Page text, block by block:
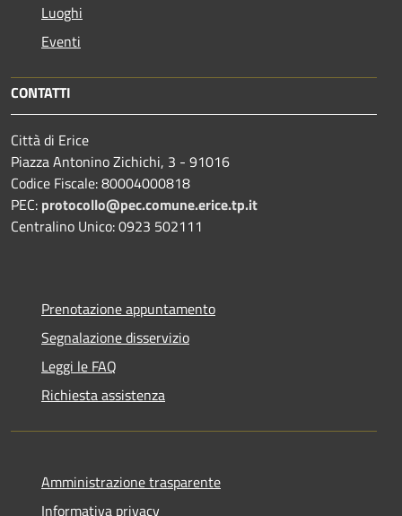
Luoghi
Eventi
CONTATTI
Città di Erice
Piazza Antonino Zichichi, 3 - 91016
Codice Fiscale: 80004000818
PEC: protocollo@pec.comune.erice.tp.it
Centralino Unico: 0923 502111
Prenotazione appuntamento
Segnalazione disservizio
Leggi le FAQ
Richiesta assistenza
Amministrazione trasparente
Informativa privacy